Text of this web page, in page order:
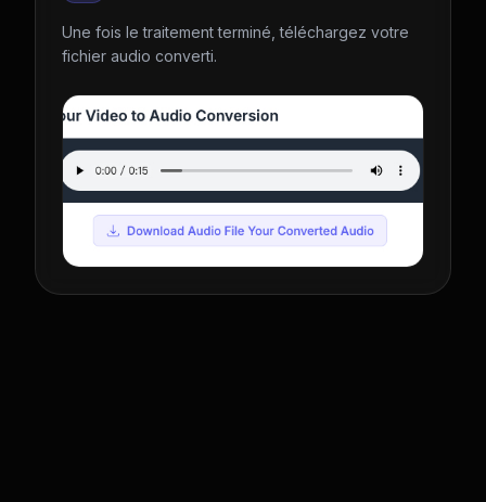
Une fois le traitement terminé, téléchargez votre
fichier audio converti.